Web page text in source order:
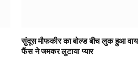
सुंदूस मौफकीर का बोल्ड बीच लुक हुआ
फैंस ने जमकर लुटाया प्यार